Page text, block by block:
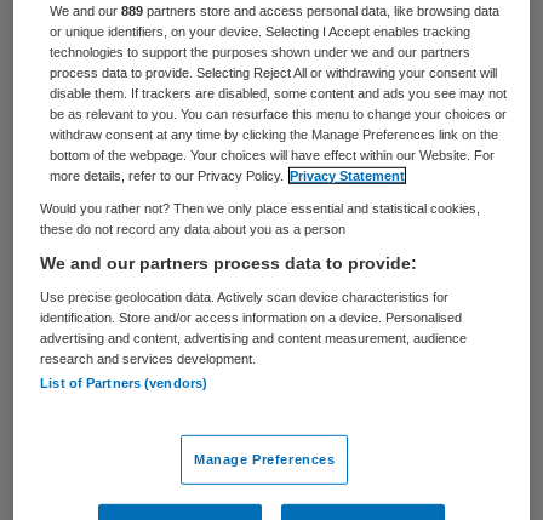
bestuursvoorzitter was.
Eke Zijlstra
De 62-jarige Zijlstra , die in oktober al als
werd genoemd, is sinds
mei 1998 bestuursvoorzitter van
MC, een van de grootste topklinische
opleidingsziekenhuizen van Nederland. Op 1
november 2011 nam hij hierafscheid als
voorzittervan de raad van bestuur.
GGZ Oost-Brabant
, vicevoorzitter van de
NVZ Vereniging van ziekenhuizen
We and our889 partners store and access personal data, like browsing data
or unique identifiers, on your device. Selecting I Accept enables tracking
technologies to support the purposes shown under we and our partners
process data to provide. Selecting Reject All or withdrawing your consent will
disable them. If trackers are disabled, some content and ads you see may not
be as relevant to you. You can resurface this menu to change your choices or
withdraw consent at any time by clicking the Manage Preferences link on the
bottom of the webpage. Your choices will have effect within our Website. For
more details, refer to our Privacy Policy.
Privacy Statement
Would you rather not? Then we only place essential and statistical cookies,
these do not record any data about you as a person
We and our partners process data to provide:
Use precise geolocation data. Actively scan device characteristics for
identification. Store and/or access information on a device. Personalised
advertising and content, advertising and content measurement, audience
research and services development.
List of Partners (vendors)
Manage Preferences